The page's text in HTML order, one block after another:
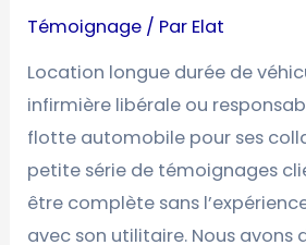
Témoignage / Par Elat
Location longue durée de
infirmière libérale ou
flotte automobile pour ses
petite série de témoignages
être complète sans
avec son utilitaire. Nous avons